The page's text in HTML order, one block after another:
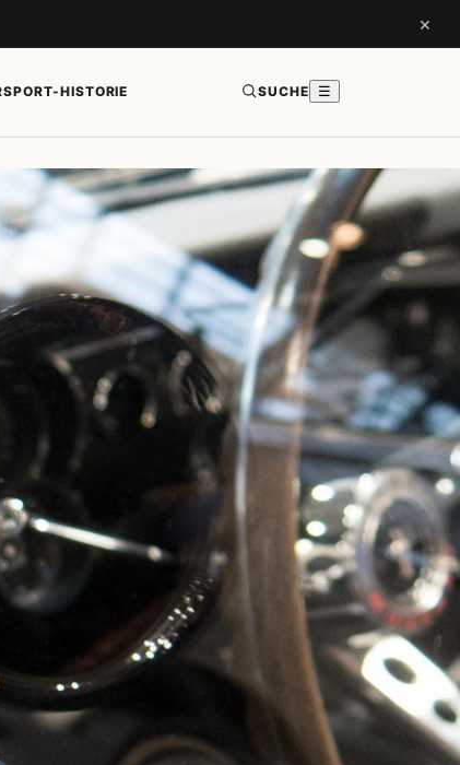
×
HISTORIE SUCHE ☰